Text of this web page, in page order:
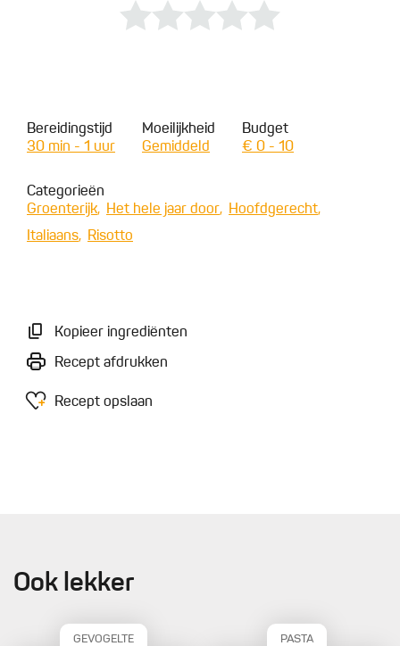
Bereidingstijd
30 min - 1 uur
Moeilijkheid
Gemiddeld
Budget
€ 0 - 10
Categorieën
Groenterijk
Het hele jaar door
Hoofdgerecht
Italiaans
Risotto
Kopieer ingrediënten
Recept afdrukken
Recept opslaan
Ook lekker
GEVOGELTE PASTA